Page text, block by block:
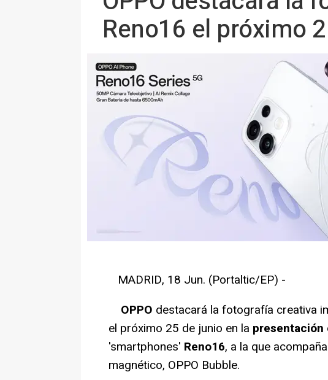
Reno16 el próximo
MADRID, 18 Jun. (Portaltic/EP) -
OPPO destacará la fotografía creativa
el próximo 25 de junio en la presentación
'smartphones' Reno16, a la que
magnético, OPPO Bubble.